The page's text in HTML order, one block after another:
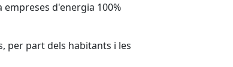
d'energia 100%
per part dels habitants i les